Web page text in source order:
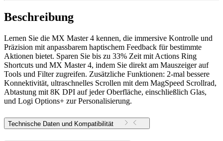
Beschreibung
Lernen Sie die MX Master 4 kennen, die immersive Kontrolle und
Präzision mit anpassbarem haptischem Feedback für bestimmte
Aktionen bietet. Sparen Sie bis zu 33% Zeit mit Actions Ring
Shortcuts und MX Master 4, indem Sie direkt am Mauszeiger auf
Tools und Filter zugreifen. Zusätzliche Funktionen: 2-mal bessere
Konnektivität, ultraschnelles Scrollen mit dem MagSpeed Scrollrad,
Abtastung mit 8K DPI auf jeder Oberfläche, einschließlich Glas,
und Logi Options+ zur Personalisierung.
Technische Daten und Kompatibilität